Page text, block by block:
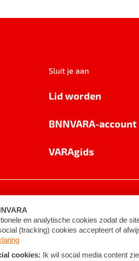
Sluit je aan
Lid worden
BNNVARA-account
VARAgids
voorwaarden ©2026